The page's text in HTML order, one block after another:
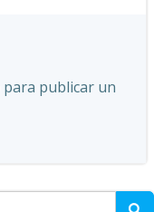
para publicar un